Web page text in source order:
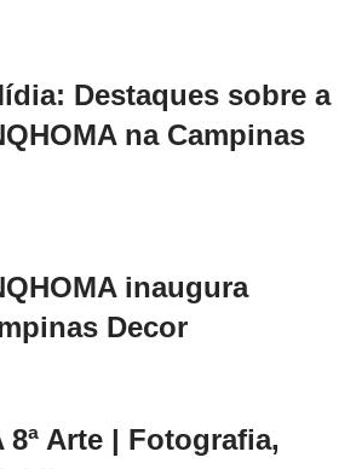
Destaques sobre a
na Campinas
inaugura
Decor
8ª Arte | Fotografia,